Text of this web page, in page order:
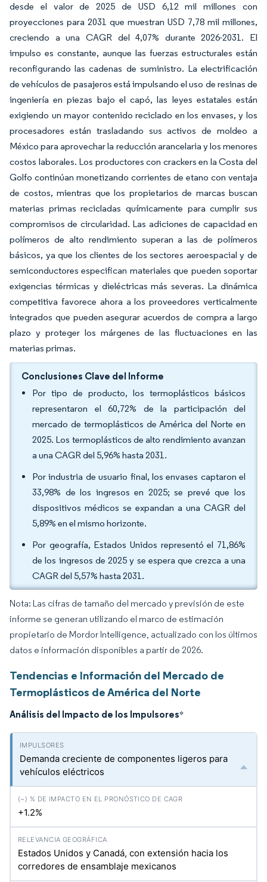
desde el valor de 2025 de USD 6,12 mil millones con
proyecciones para 2031 que muestran USD 7,78 mil millones,
creciendo a una CAGR del 4,07% durante 2026-2031. El
impulso es constante, aunque las fuerzas estructurales están
reconfigurando las cadenas de suministro. La electrificación
de vehículos de pasajeros está impulsando el uso de resinas de
ingeniería en piezas bajo el capó, las leyes estatales están
exigiendo un mayor contenido reciclado en los envases, y los
procesadores están trasladando sus activos de moldeo a
México para aprovechar la reducción arancelaria y los menores
costos laborales. Los productores con crackers en la Costa del
Golfo continúan monetizando corrientes de etano con ventaja
de costos, mientras que los propietarios de marcas buscan
materias primas recicladas químicamente para cumplir sus
compromisos de circularidad. Las adiciones de capacidad en
polímeros de alto rendimiento superan a las de polímeros
básicos, ya que los clientes de los sectores aeroespacial y de
semiconductores especifican materiales que pueden soportar
exigencias térmicas y dieléctricas más severas. La dinámica
competitiva favorece ahora a los proveedores verticalmente
integrados que pueden asegurar acuerdos de compra a largo
plazo y proteger los márgenes de las fluctuaciones en las
materias primas.
Conclusiones Clave del Informe
Por tipo de producto, los termoplásticos básicos
representaron el 60,72% de la participación del
mercado de termoplásticos de América del Norte en
2025. Los termoplásticos de alto rendimiento avanzan
a una CAGR del 5,96% hasta 2031.
Por industria de usuario final, los envases captaron el
33,98% de los ingresos en 2025; se prevé que los
dispositivos médicos se expandan a una CAGR del
5,89% en el mismo horizonte.
Por geografía, Estados Unidos representó el 71,86%
de los ingresos de 2025 y se espera que crezca a una
CAGR del 5,57% hasta 2031.
Nota: Las cifras de tamaño del mercado y previsión de este
informe se generan utilizando el marco de estimación
propietario de Mordor Intelligence, actualizado con los últimos
datos e información disponibles a partir de 2026.
Tendencias e Información del Mercado de
Termoplásticos de América del Norte
Análisis del Impacto de los Impulsores*
Demanda creciente de componentes ligeros para
vehículos eléctricos
+1.2%
Estados Unidos y Canadá, con extensión hacia los
corredores de ensamblaje mexicanos